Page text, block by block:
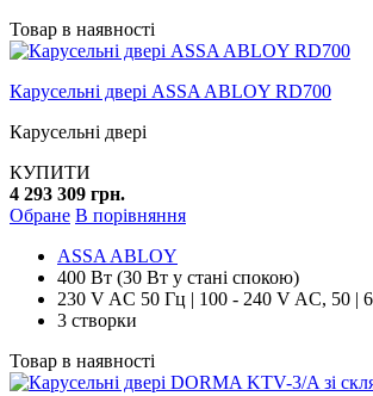
Товар в наявності
Карусельні двері ASSA ABLOY RD700
Карусельні двері
КУПИТИ
4 293 309 грн.
Обране В порівняння
ASSA ABLOY
400 Вт (30 Вт у стані спокою)
230 V AC 50 Гц | 100 - 240 V AC, 50 |
3 створки
Товар в наявності